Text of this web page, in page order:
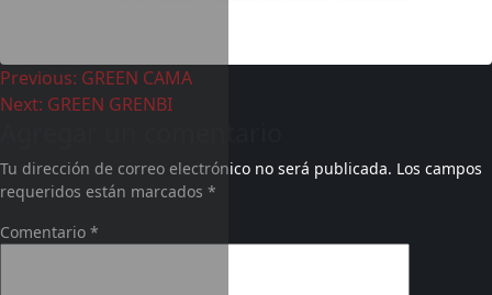
Previous: GREEN CAMA
Next: GREEN GRENBI
Tu dirección de correo electrónico no será publicada. Los campos
requeridos están marcados *
Comentario *